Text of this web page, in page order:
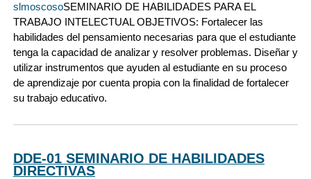
slmoscosoSEMINARIO DE HABILIDADES PARA EL
TRABAJO INTELECTUAL OBJETIVOS: Fortalecer las
habilidades del pensamiento necesarias para que el estudiante
tenga la capacidad de analizar y resolver problemas. Diseñar y
utilizar instrumentos que ayuden al estudiante en su proceso
de aprendizaje por cuenta propia con la finalidad de fortalecer
su trabajo educativo.
DDE-01 SEMINARIO DE HABILIDADES
DIRECTIVAS